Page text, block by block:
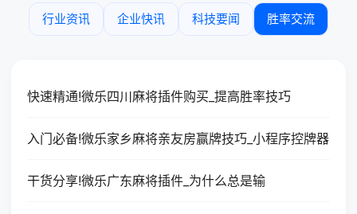
行业资讯 企业快讯 科技要闻 胜率交流
快速精通!微乐四川麻将插件购买_提高胜率技巧
入门必备!微乐家乡麻将亲友房赢牌技巧_小程序控牌器
干货分享!微乐广东麻将插件_为什么总是输